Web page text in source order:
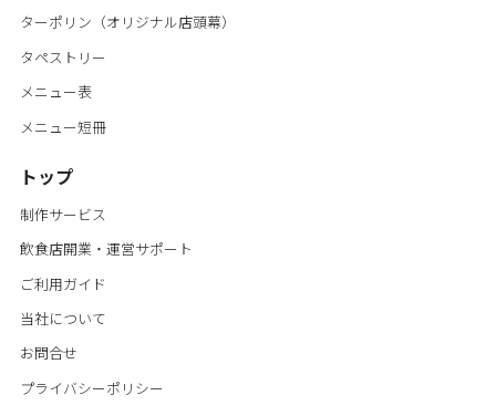
ターポリン（オリジナル店頭幕）
タペストリー
メニュー表
メニュー短冊
トップ
制作サービス
飲食店開業・運営サポート
ご利用ガイド
当社について
お問合せ
プライバシーポリシー